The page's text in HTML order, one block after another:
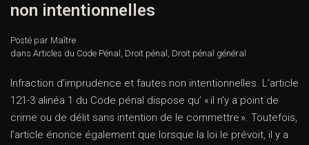
non intentionnelles
Posté par Maître
dans Articles du Code Pénal , Droit pénal , Droit pénal général
Infraction d’imprudence et fautes non intentionnelles. L’article
121-3 alinéa 1 du Code pénal dispose qu’ « il n’y a point de
crime ou de délit sans intention de le commettre ». Toutefois,
l’article énonce également que lorsque la loi le prévoit, il y a